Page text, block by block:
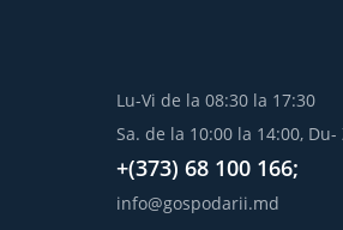
Lu-Vi de la 08:30 la 17:30
Sa. de la 10:00 la 14:00,
+(373) 68 100 166;
info@gospodarii.md